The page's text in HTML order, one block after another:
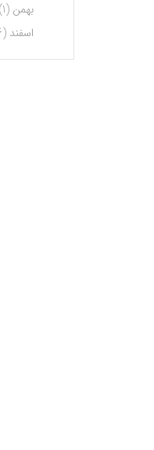
بهمن (1)
اسفند (6)